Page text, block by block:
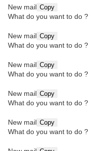
New mail Copy
What do you want to do ?
New mail Copy
What do you want to do ?
New mail Copy
What do you want to do ?
New mail Copy
What do you want to do ?
New mail Copy
What do you want to do ?